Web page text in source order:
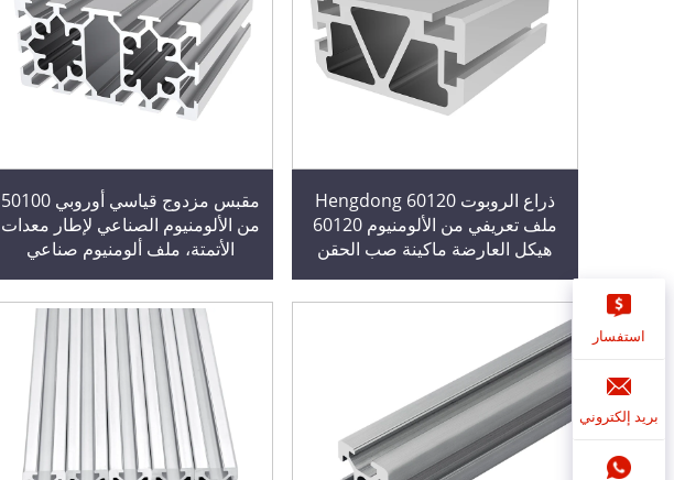
ذراع الروبوت Hengdong 60120
ملف تعريفي من الألومنيوم 60120
هيكل العارضة ماكينة صب الحقن
مقبس مزدوج قياسي أوروبي 50100
من الألومنيوم الصناعي لإطار معدات
الأتمتة، ملف ألومنيوم صناعي
استفسار
بريد إلكتروني